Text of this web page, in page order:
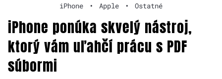
iPhone
• Apple • Ostatné
iPhone ponúka skvelý nástroj,
ktorý vám uľahčí prácu s PDF
súbormi